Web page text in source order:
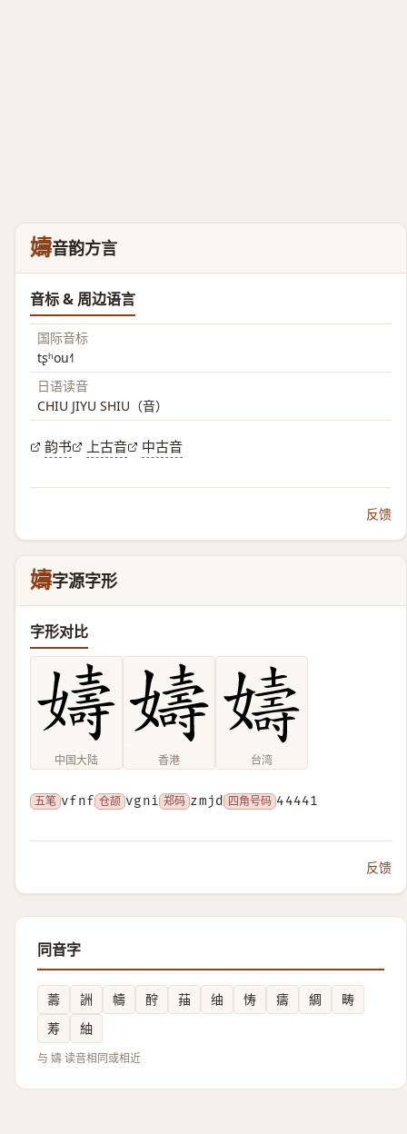
嬦音韵方言
音标 & 周边语言
国际音标
tʂʰou˧˥
日语读音
CHIU JIYU SHIU（音）
韵书 上古音 中古音
反馈
嬦字源字形
字形对比
中国大陆 香港 台湾
五笔 vfnf 仓颉 vgni 郑码 zmjd 四角号码 44441
反馈
同音字
薵 詶 幬 酧 菗 䌷 㤽 㿒 綢
畴
䓓
紬
与 嬦 读音相同或相近